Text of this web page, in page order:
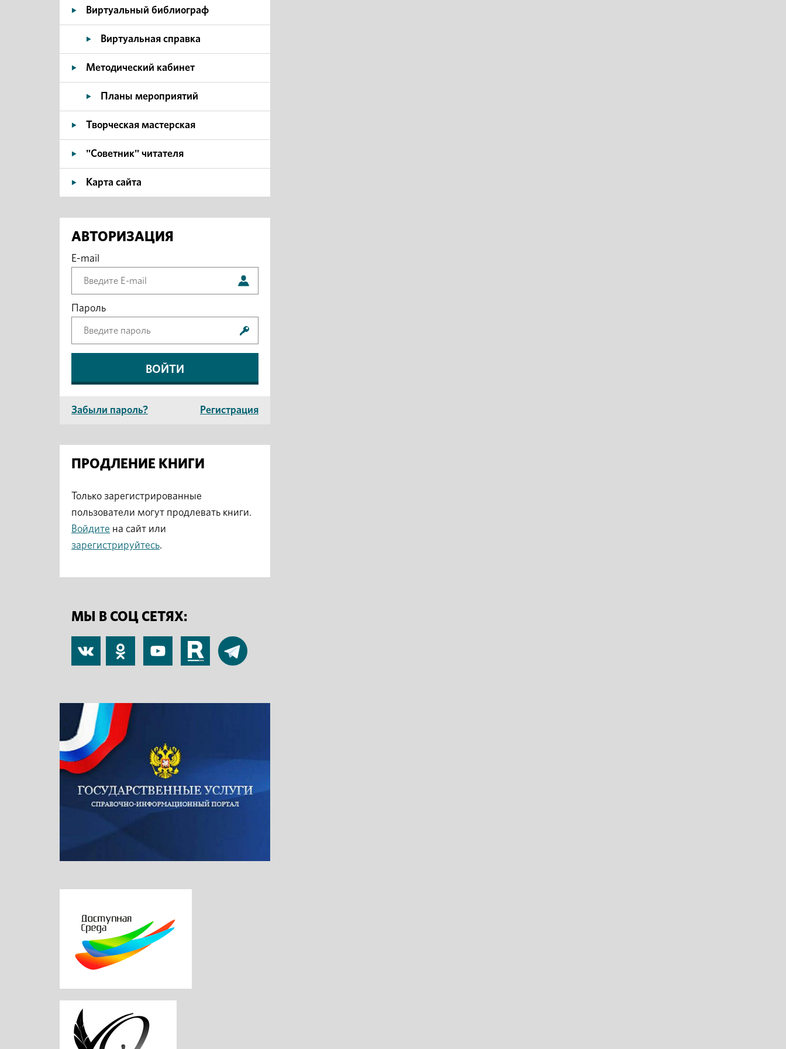
Виртуальный библиограф
Виртуальная справка
Методический кабинет
Планы мероприятий
Творческая мастерская
"Советник" читателя
Карта сайта
АВТОРИЗАЦИЯ
E-mail
Пароль
Забыли пароль? Регистрация
ПРОДЛЕНИЕ КНИГИ
Только зарегистрированные
пользователи могут продлевать книги.
Войдите на сайт или
зарегистрируйтесь.
МЫ В СОЦ СЕТЯХ:
Одноклассники
YouTube RuTube Telegram